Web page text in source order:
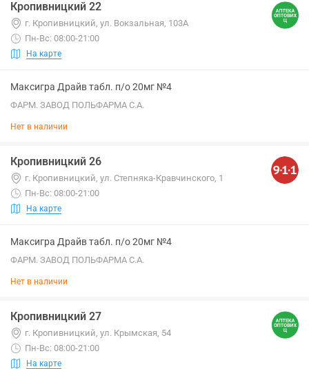
Кропивницкий 22
г. Кропивницкий, ул. Вокзальная, 103А
Пн-Вс: 08:00-21:00
На карте
Максигра Драйв табл. п/о 20мг №4
ФАРМ. ЗАВОД ПОЛЬФАРМА С.А.
Нет в наличии
Кропивницкий 26
г. Кропивницкий, ул. Степняка-Кравчинского, 1
Пн-Вс: 08:00-21:00
На карте
Максигра Драйв табл. п/о 20мг №4
ФАРМ. ЗАВОД ПОЛЬФАРМА С.А.
Нет в наличии
Кропивницкий 27
г. Кропивницкий, ул. Крымская, 54
Пн-Вс: 08:00-21:00
На карте